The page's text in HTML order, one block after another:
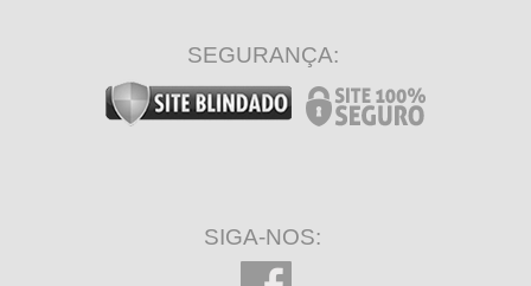
SEGURANÇA:
SIGA-NOS: